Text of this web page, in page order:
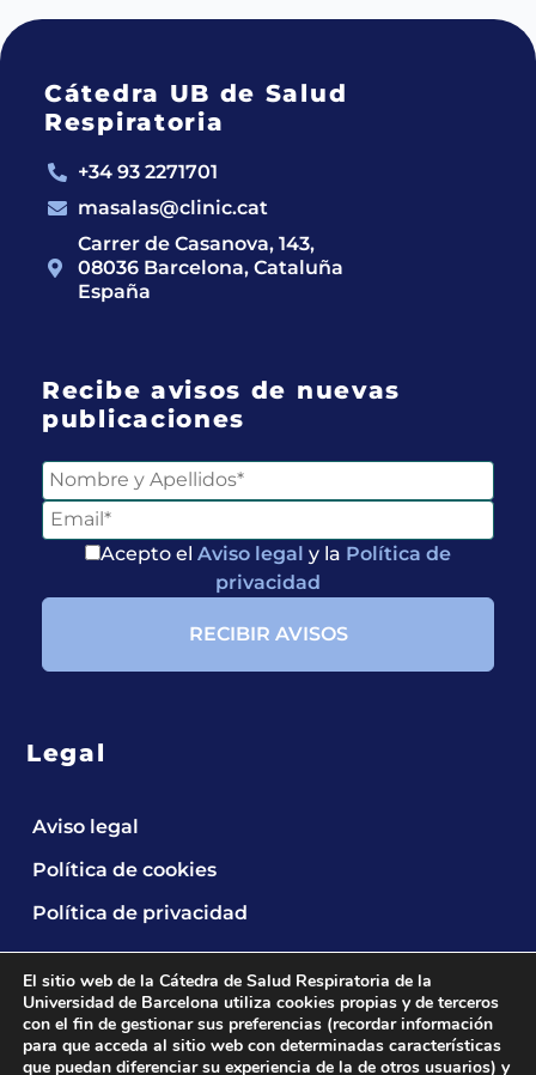
Cátedra UB de Salud
Respiratoria
+34 93 2271701
masalas@clinic.cat
Carrer de Casanova, 143,
08036 Barcelona, Cataluña
España
Recibe avisos de nuevas
publicaciones
Acepto el Aviso legal y la Política de
privacidad
Legal
Aviso legal
Política de cookies
Política de privacidad
El sitio web de la Cátedra de Salud Respiratoria de la
Universidad de Barcelona utiliza cookies propias y de terceros
con el fin de gestionar sus preferencias (recordar información
para que acceda al sitio web con determinadas características
que puedan diferenciar su experiencia de la de otros usuarios) y